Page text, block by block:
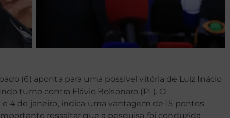
(6) aponta para uma possível vitória de Luiz Inácio
turno contra Flávio Bolsonaro (PL). O
4 de janeiro, indica uma vantagem de 15 pontos
ressaltar que a pesquisa foi conduzida